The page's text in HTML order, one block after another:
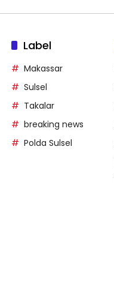
Label
Makassar
Sulsel
Takalar
breaking news
Polda Sulsel